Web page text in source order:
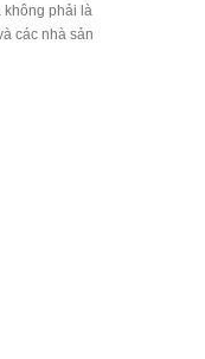
không phải là
các nhà sản